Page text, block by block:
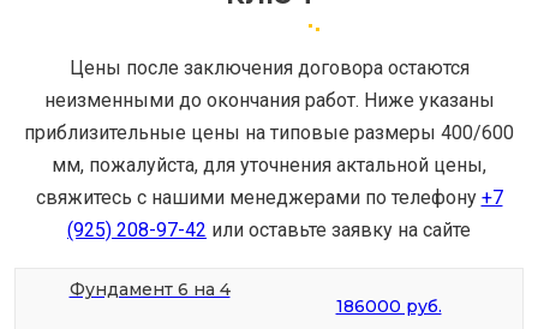
Цены после заключения договора остаются
неизменными до окончания работ. Ниже указаны
приблизительные цены на типовые размеры 400/600
мм, пожалуйста, для уточнения актальной цены,
свяжитесь с нашими менеджерами по телефону +7
(925) 208-97-42 или оставьте заявку на сайте
Фундамент 6 на 4
186000 руб.